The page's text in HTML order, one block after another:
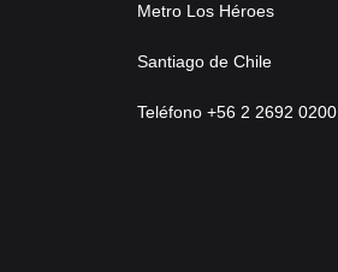
Metro Los Héroes
Santiago de Chile
Teléfono +56 2 2692 0200